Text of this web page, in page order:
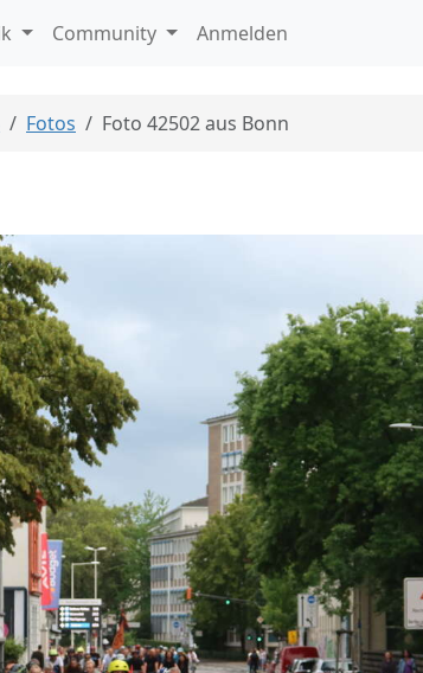
Community Anmelden
Fotos Foto 42502 aus Bonn